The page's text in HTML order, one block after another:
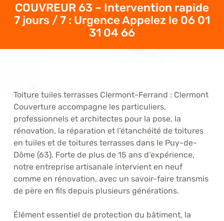
COUVREUR 63 – Intervention rapide
7 jours / 7 : Urgence Appelez le 06 01
31 04 66
Toiture tuiles terrasses Clermont-Ferrand : Clermont
Couverture accompagne les particuliers,
professionnels et architectes pour la pose, la
rénovation, la réparation et l’étanchéité de toitures
en tuiles et de toitures terrasses dans le Puy-de-
Dôme (63). Forte de plus de 15 ans d’expérience,
notre entreprise artisanale intervient en neuf
comme en rénovation, avec un savoir-faire transmis
de père en fils depuis plusieurs générations.
Élément essentiel de protection du bâtiment, la